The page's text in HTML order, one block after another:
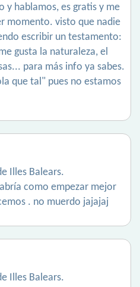
y hablamos, es gratis y me
momento. visto que nadie
escribir un testamento:
gusta la naturaleza, el
para más info ya sabes.
que tal" pues no estamos
Illes Balears.
como empezar mejor
. no muerdo jajajaj
Illes Balears.